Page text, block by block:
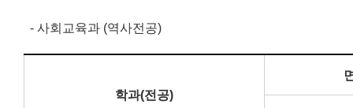
- 사회교육과 (역사전공)
학과(전공)